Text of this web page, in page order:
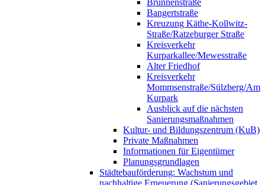
Bangertstraße
Kreuzung Käthe-Kollwitz-
Straße/Ratzeburger Straße
Kreisverkehr
Kurparkallee/Mewesstraße
Alter Friedhof
Kreisverkehr
Mommsenstraße/Sülzberg/Am
Kurpark
Ausblick auf die nächsten
Sanierungsmaßnahmen
Kultur- und Bildungszentrum (KuB)
Private Maßnahmen
Informationen für Eigentümer
Planungsgrundlagen
Städtebauförderung: Wachstum und
nachhaltige Erneuerung (Sanierungsgebiet